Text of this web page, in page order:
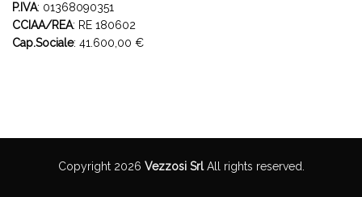
P.IVA: 01368090351
CCIAA/REA: RE 180602
Cap.Sociale: 41.600,00 €
Copyright 2026 Vezzosi SrlAll rights reserved.